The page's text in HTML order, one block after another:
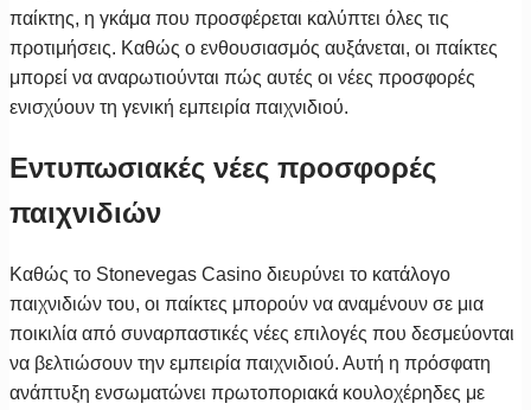
παίκτης, η γκάμα που προσφέρεται καλύπτει όλες τις
προτιμήσεις. Καθώς ο ενθουσιασμός αυξάνεται, οι παίκτες
μπορεί να αναρωτιούνται πώς αυτές οι νέες προσφορές
ενισχύουν τη γενική εμπειρία παιχνιδιού.
Εντυπωσιακές νέες προσφορές
παιχνιδιών
Καθώς το Stonevegas Casino διευρύνει το κατάλογο
παιχνιδιών του, οι παίκτες μπορούν να αναμένουν σε μια
ποικιλία από συναρπαστικές νέες επιλογές που δεσμεύονται
να βελτιώσουν την εμπειρία παιχνιδιού. Αυτή η πρόσφατη
ανάπτυξη ενσωματώνει πρωτοποριακά κουλοχέρηδες με